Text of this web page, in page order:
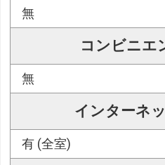
無
コンビニエ
無
インターネ
有 (全室)